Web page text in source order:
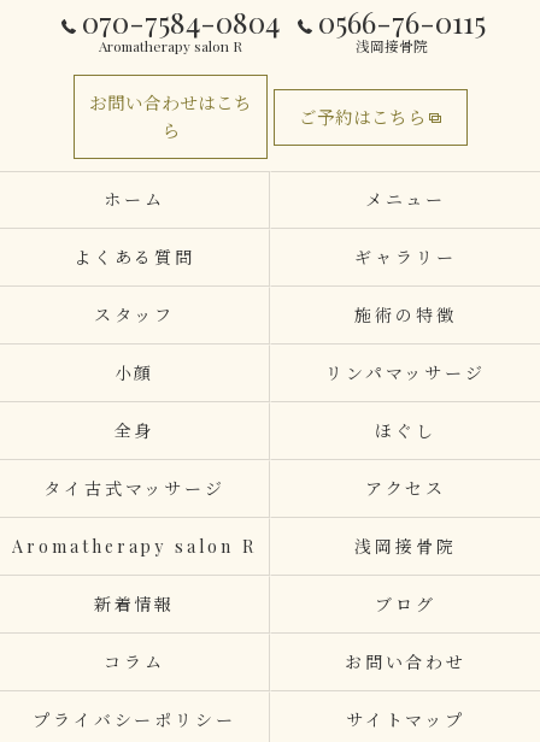
070-7584-0804
Aromatherapy salon R
0566-76-0115
浅岡接骨院
お問い合わせはこち
ら
ご予約はこちら
ホーム メニュー
よくある質問 ギャラリー
スタッフ 施術の特徴
小顔 リンパマッサージ
全身 ほぐし
タイ古式マッサージ アクセス
Aromatherapy salon R 浅岡接骨院
新着情報 ブログ
コラム お問い合わせ
プライバシーポリシー サイトマップ